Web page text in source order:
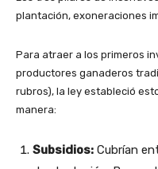
plantación, exoneraciones
Para atraer a los primeros
productores ganaderos
rubros), la ley estableció
manera:
Subsidios: Cubrían